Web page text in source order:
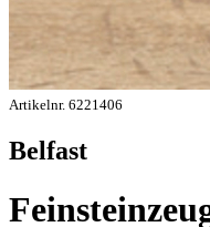
Artikelnr. 6221406
Belfast